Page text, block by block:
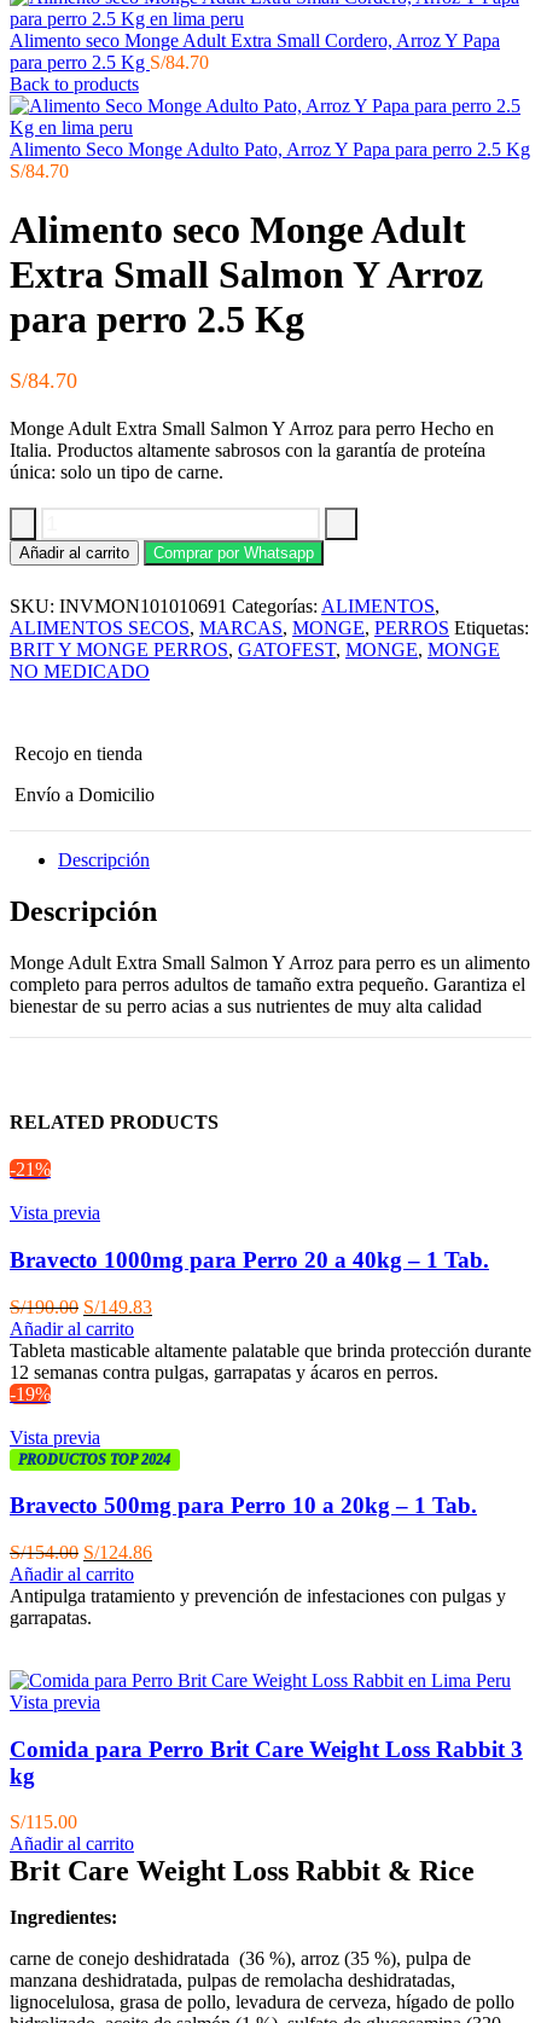
Alimento seco Monge Adult Extra Small Cordero, Arroz Y Papa
para perro 2.5 Kg S/84.70
Back to products
Alimento Seco Monge Adulto Pato, Arroz Y Papa para perro 2.5 Kg
S/84.70
Alimento seco Monge Adult
Extra Small Salmon Y Arroz
para perro 2.5 Kg
S/84.70
Monge Adult Extra Small Salmon Y Arroz para perro Hecho en
Italia. Productos altamente sabrosos con la garantía de proteína
única: solo un tipo de carne.
Alimento
seco
Adult
Extra
Small
Salmon
Y
2.5
cantidad
Añadir al carrito Comprar por Whatsapp
SKU: INVMON101010691 Categorías: ALIMENTOS,
ALIMENTOS SECOS, MARCAS, MONGE, PERROS Etiquetas:
BRIT Y MONGE PERROS, GATOFEST, MONGE, MONGE
NO MEDICADO
Recojo en tienda
Envío a Domicilio
Descripción
Descripción
Monge Adult Extra Small Salmon Y Arroz para perro es un alimento
completo para perros adultos de tamaño extra pequeño. Garantiza el
bienestar de su perro acias a sus nutrientes de muy alta calidad
RELATED PRODUCTS
-21%
Vista previa
Bravecto 1000mg para Perro 20 a 40kg – 1 Tab.
S/190.00 El
precio
original
era:
S/149.83El
actual
es:
Añadir al carrito
Tableta masticable altamente palatable que brinda protección durante
12 semanas contra pulgas, garrapatas y ácaros en perros.
-19%
Vista previa
PRODUCTOS TOP 2024
Bravecto 500mg para Perro 10 a 20kg – 1 Tab.
S/154.00 El
precio
original
era:
S/124.86El
actual
Añadir al carrito
Antipulga tratamiento y prevención de infestaciones con pulgas y
garrapatas.
Vista previa
Comida para Perro Brit Care Weight Loss Rabbit 3
kg
S/115.00
Añadir al carrito
Brit Care Weight Loss Rabbit & Rice
Ingredientes:
carne de conejo deshidratada (36 %), arroz (35 %), pulpa de
manzana deshidratada, pulpas de remolacha deshidratadas,
lignocelulosa, grasa de pollo, levadura de cerveza, hígado de pollo